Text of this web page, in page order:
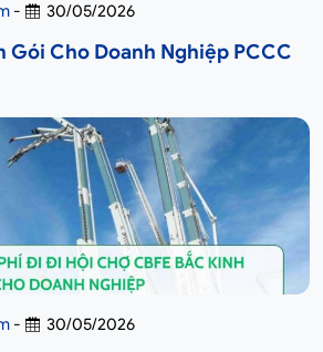
- 30/05/2026
Gói Cho Doanh Nghiệp PCCC
- 30/05/2026